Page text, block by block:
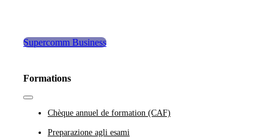
Supercomm Business
Formations
Toggle
NavigationChèque annuel de formation (CAF)
Preparazione agli esami